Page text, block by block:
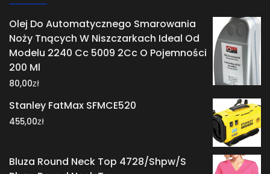
Olej Do Automatycznego Smarowania
Noży Tnących W Niszczarkach Ideal Od
Modelu 2240 Cc 5009 2Cc O Pojemności
200 Ml
80,00zł
Stanley FatMax SFMCE520
455,00zł
Bluza Round Neck Top 4728/Shpw/S